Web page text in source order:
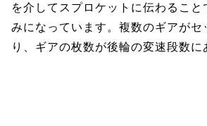
を介してスプロケットに伝わること
みになっています。複数のギアがセ
り、ギアの枚数が後輪の変速段数に